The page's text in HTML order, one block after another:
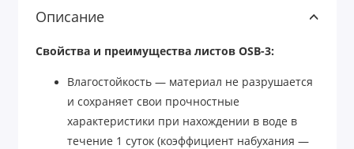
Описание
Свойства и преимущества листов OSB-3:
Влагостойкость — материал не разрушается
и сохраняет свои прочностные
характеристики при нахождении в воде в
течение 1 суток (коэффициент набухания —